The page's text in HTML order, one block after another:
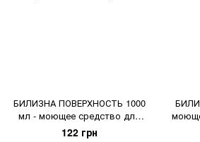
БИЛИЗНА ПОВЕРХНОСТЬ 1000
мл - моющее средство для
мытья поверхностей
122 грн